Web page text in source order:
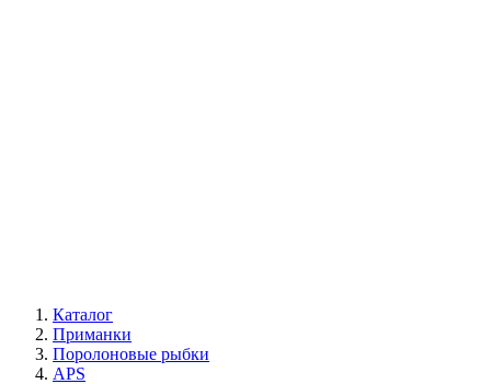
Каталог
Приманки
Поролоновые рыбки
APS